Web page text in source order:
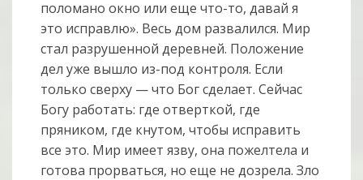
поломано окно или еще что-то, давай я
это исправлю». Весь дом развалился. Мир
стал разрушенной деревней. Положение
дел уже вышло из-под контроля. Если
только сверху — что Бог сделает. Сейчас
Богу работать: где отверткой, где
пряником, где кнутом, чтобы исправить
все это. Мир имеет язву, она пожелтела и
готова прорваться, но еще не дозрела. Зло